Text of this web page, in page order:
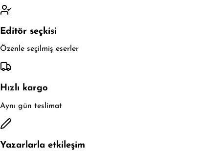
Editör seçkisi
Özenle seçilmiş eserler
Hızlı kargo
Aynı gün teslimat
Yazarlarla etkileşim